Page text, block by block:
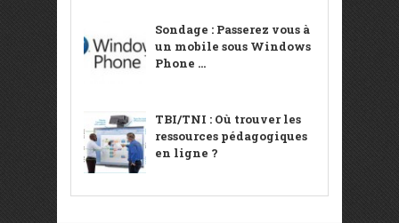
Sondage : Passerez vous à
un mobile sous Windows
Phone ...
TBI/TNI : Où trouver les
ressources pédagogiques
en ligne ?